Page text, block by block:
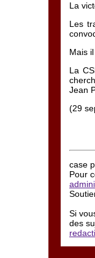
La
Les
Mais
La
Jean
(29
case
Pour
Si
des